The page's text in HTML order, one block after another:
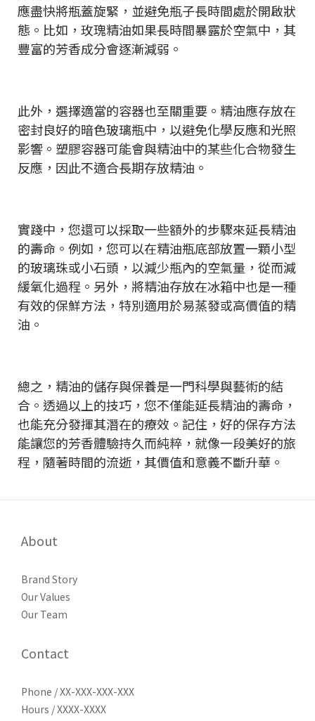
應盡快將瓶蓋旋緊，並避免瓶子長時間處於開啟狀
態。比如，玫瑰精油如果長時間暴露於空氣中，其
豐富的芳香成分會逐漸減弱。
此外，選擇適當的容器也至關重要。精油應存放在
密封良好的暗色玻璃瓶中，以避免化學反應和光照
影響。塑膠容器可能會與精油中的某些化合物發生
反應，因此不適合長期存放精油。
實踐中，您還可以採取一些額外的步驟來延長精油
的壽命。例如，您可以在精油瓶底部放置一顆小型
的玻璃珠或小石頭，以減少瓶內的空氣量，從而減
緩氧化過程。另外，將精油存放在冰箱中也是一種
有效的保鮮方法，特別適用於易蒸發或高價值的精
油。
總之，精油的儲存與保養是一門科學與藝術的結
合。透過以上的技巧，您不僅能延長精油的壽命，
也能充分發揮其潛在的療效。記住，好的保存方法
能讓您的芳香體驗持久而純粹，就像一段美好的旅
程，隨著時間的流逝，其價值和意義不斷升華。
About
Brand Story
Our Values
Our Team
Contact
Phone / XX-XXX-XXX-XXX
Hours / XXXX-XXXX